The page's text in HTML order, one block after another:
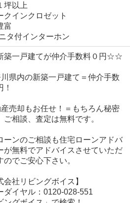
坪以上
クインクロゼット
富
タ付インターホン
一戸建てが仲介手数料０円☆☆
県内の新築一戸建て＝仲介手数
売却もお任せ！＝もちろん秘密
ご相談、査定は無料です。
ーンのご相談も住宅ローンアドバ
が無料でアドバイスさせていただ
のでご安心下さい。
会社リビングボイス】
ダイヤル：0120-028-551